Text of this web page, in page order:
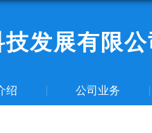
发展有限
绍 公司业务